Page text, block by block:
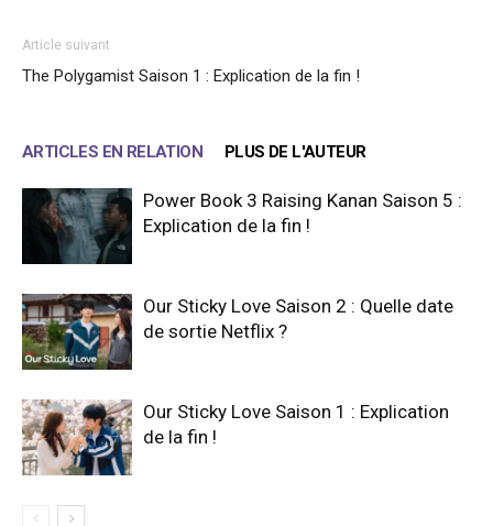
Article suivant
The Polygamist Saison 1 : Explication de la fin !
ARTICLES EN RELATION PLUS DE L'AUTEUR
Power Book 3 Raising Kanan Saison 5 :
Explication de la fin !
Our Sticky Love Saison 2 : Quelle date
de sortie Netflix ?
Our Sticky Love Saison 1 : Explication
de la fin !